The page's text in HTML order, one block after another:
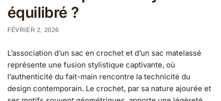
équilibré ?
FÉVRIER 2, 2026
L’association d’un sac en crochet et d’un sac matelassé
représente une fusion stylistique captivante, où
l’authenticité du fait-main rencontre la technicité du
design contemporain. Le crochet, par sa nature ajourée et